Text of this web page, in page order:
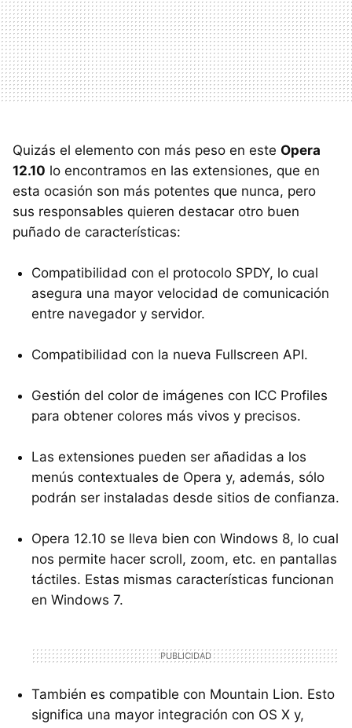
Quizás el elemento con más peso en este Opera
12.10 lo encontramos en las extensiones, que en
esta ocasión son más potentes que nunca, pero
sus responsables quieren destacar otro buen
puñado de características:
Compatibilidad con el protocolo SPDY, lo cual
asegura una mayor velocidad de comunicación
entre navegador y servidor.
Compatibilidad con la nueva Fullscreen API.
Gestión del color de imágenes con ICC Profiles
para obtener colores más vivos y precisos.
Las extensiones pueden ser añadidas a los
menús contextuales de Opera y, además, sólo
podrán ser instaladas desde sitios de confianza.
Opera 12.10 se lleva bien con Windows 8, lo cual
nos permite hacer scroll, zoom, etc. en pantallas
táctiles. Estas mismas características funcionan
en Windows 7.
También es compatible con Mountain Lion. Esto
significa una mayor integración con OS X y,